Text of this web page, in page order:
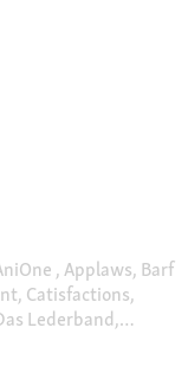
, Applaws, Barf
Catisfactions,
Lederband,
eSHa, Eukanuba,